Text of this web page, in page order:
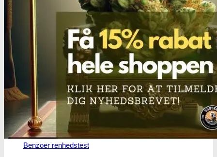
Heroin
Heroin renhedstest
Badesalte renhedstest
LSD renhedstest
Benzodiazepiner
Benzoer renhedstest